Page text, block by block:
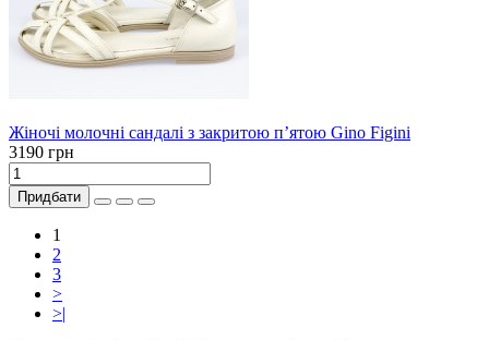
Жіночі молочні сандалі з закритою п’ятою Gino Figini
3190 грн
Придбати
1
2
3
>
>|